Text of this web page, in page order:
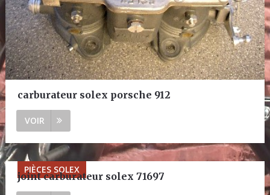
carburateur solex porsche 912
VOIR
PIÈCES SOLEX
joint carburateur solex 71697